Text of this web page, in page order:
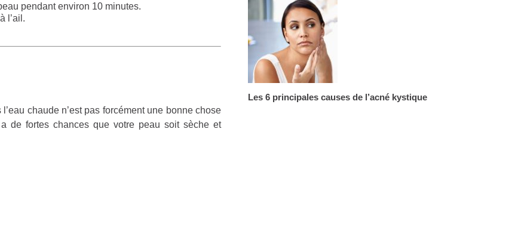
pendant environ 10 minutes.
l’ail.
chaude n’est pas forcément une bonne chose
de fortes chances que votre peau soit sèche et
Les 6 principales causes de l’acné kystique